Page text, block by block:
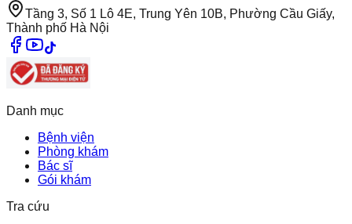
Tầng 3, Số 1 Lô 4E, Trung Yên 10B, Phường Cầu Giấy,
Thành phố Hà Nội
Danh mục
Bệnh viện
Phòng khám
Bác sĩ
Gói khám
Tra cứu